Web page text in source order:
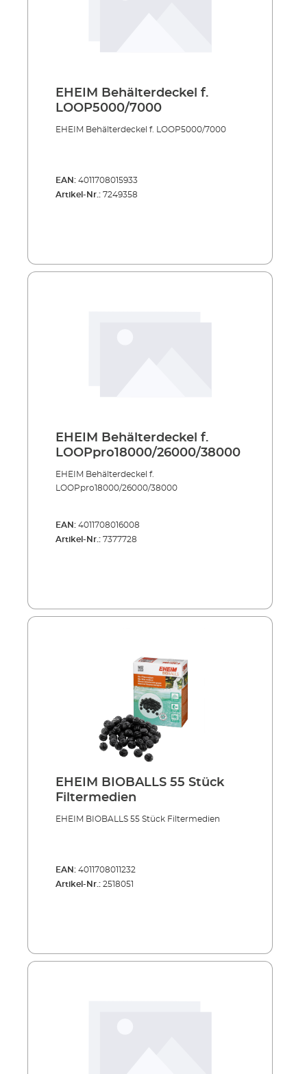
EHEIM Behälterdeckel f.
LOOP5000/7000
EHEIM Behälterdeckel f. LOOP5000/7000
EAN: 4011708015933
Artikel-Nr.: 7249358
EHEIM Behälterdeckel f.
LOOPpro18000/26000/38000
EHEIM Behälterdeckel f.
LOOPpro18000/26000/38000
EAN: 4011708016008
Artikel-Nr.: 7377728
EHEIM BIOBALLS 55 Stück
Filtermedien
EHEIM BIOBALLS 55 Stück Filtermedien
EAN: 4011708011232
Artikel-Nr.: 2518051